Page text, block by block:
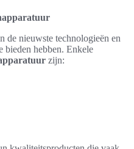
de nieuwste technologieën en
bieden hebben. Enkele
zijn: